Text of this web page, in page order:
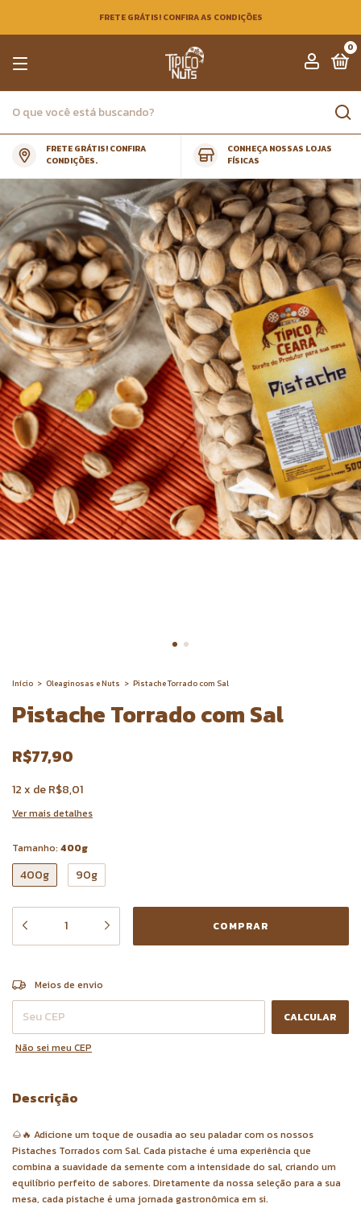
FRETE GRÁTIS! CONFIRA AS CONDIÇÕES
0
FRETE GRÁTIS! CONFIRA
CONDIÇÕES.
CONHEÇA NOSSAS LOJAS
FÍSICAS
Início > Oleaginosas e Nuts > Pistache Torrado com Sal
Pistache Torrado com Sal
R$77,90
12x deR$8,01
Ver mais detalhes
Tamanho: 400g
400g 90g
Entregas para o CEP:
Meios de envio
CALCULAR
Não sei meu CEP
Descrição
🌰🔥 Adicione um toque de ousadia ao seu paladar com os nossos
Pistaches Torrados com Sal. Cada pistache é uma experiência que
combina a suavidade da semente com a intensidade do sal, criando um
equilíbrio perfeito de sabores. Diretamente da nossa seleção para a sua
mesa, cada pistache é uma jornada gastronômica em si.